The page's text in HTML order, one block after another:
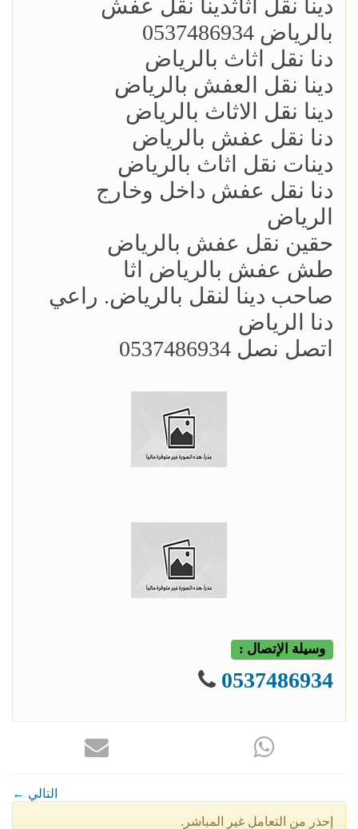
دينا نقل اثاث‏دينا نقل عفش
بالرياض 0537486934
دنا نقل اثاث بالرياض
دينا نقل العفش بالرياض
دينا نقل الاثاث بالرياض
دنا نقل عفش بالرياض
دينات نقل اثاث بالرياض
دنا نقل عفش داخل وخارج
الرياض
حقين نقل عفش بالرياض
طش عفش بالرياض اثا
صاحب دينا لنقل بالرياض. راعي
دنا الرياض
اتصل نصل 0537486934
وسيلة الإتصال :
0537486934
← التالي
إحذر من التعامل غير المباشر.